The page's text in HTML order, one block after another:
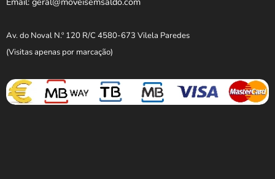
Av. do Noval N.º 120 R/C 4580-673 Vilela Paredes
(Visitas apenas por marcação)